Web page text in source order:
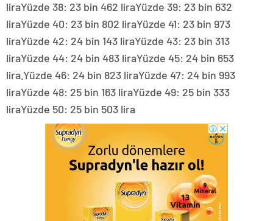
liraYüzde 38: 23 bin 462 liraYüzde 39: 23 bin 632
liraYüzde 40: 23 bin 802 liraYüzde 41: 23 bin 973
liraYüzde 42: 24 bin 143 liraYüzde 43: 23 bin 313
liraYüzde 44: 24 bin 483 liraYüzde 45: 24 bin 653
lira.Yüzde 46: 24 bin 823 liraYüzde 47: 24 bin 993
liraYüzde 48: 25 bin 163 liraYüzde 49: 25 bin 333
liraYüzde 50: 25 bin 503 lira